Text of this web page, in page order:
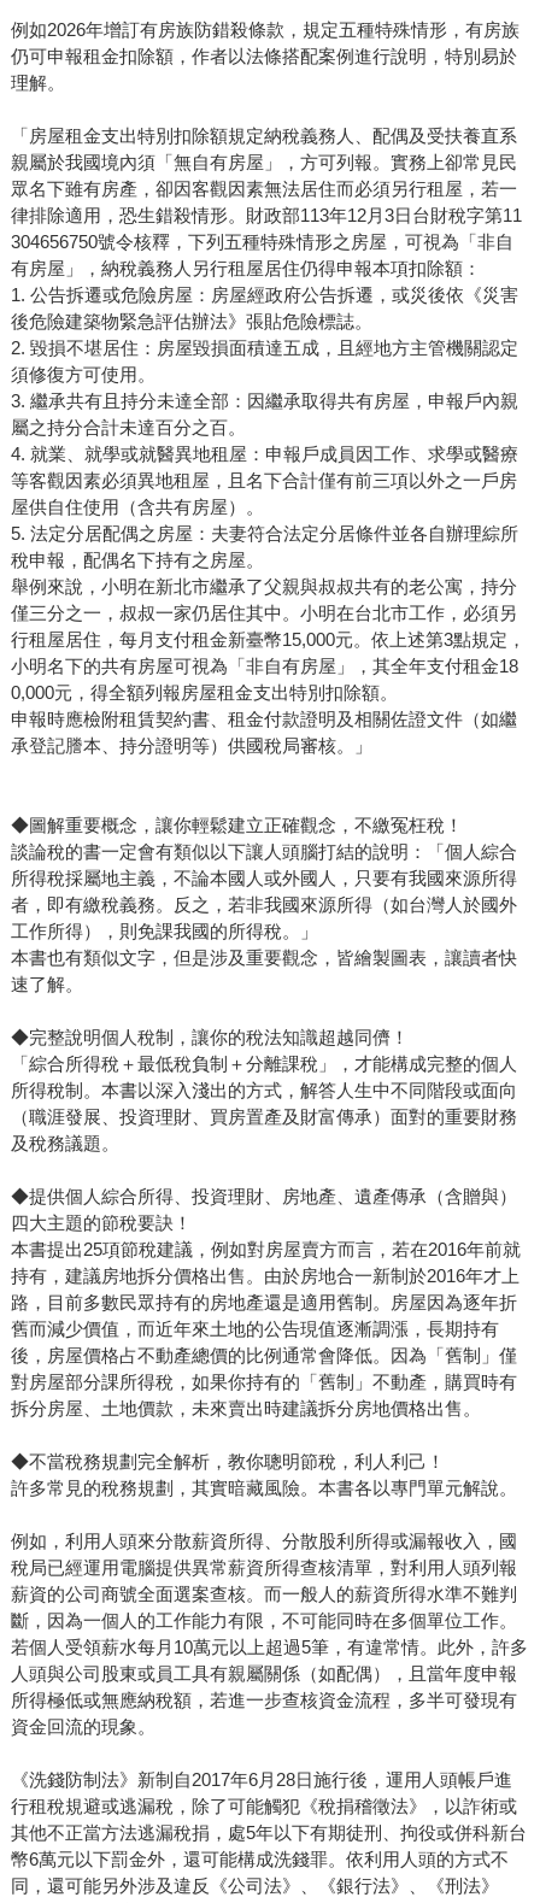
例如2026年增訂有房族防錯殺條款，規定五種特殊情形，有房族
仍可申報租金扣除額，作者以法條搭配案例進行說明，特別易於
理解。
「房屋租金支出特別扣除額規定納稅義務人、配偶及受扶養直系
親屬於我國境內須「無自有房屋」，方可列報。實務上卻常見民
眾名下雖有房產，卻因客觀因素無法居住而必須另行租屋，若一
律排除適用，恐生錯殺情形。財政部113年12月3日台財稅字第11
304656750號令核釋，下列五種特殊情形之房屋，可視為「非自
有房屋」，納稅義務人另行租屋居住仍得申報本項扣除額：
1. 公告拆遷或危險房屋：房屋經政府公告拆遷，或災後依《災害
後危險建築物緊急評估辦法》張貼危險標誌。
2. 毀損不堪居住：房屋毀損面積達五成，且經地方主管機關認定
須修復方可使用。
3. 繼承共有且持分未達全部：因繼承取得共有房屋，申報戶內親
屬之持分合計未達百分之百。
4. 就業、就學或就醫異地租屋：申報戶成員因工作、求學或醫療
等客觀因素必須異地租屋，且名下合計僅有前三項以外之一戶房
屋供自住使用（含共有房屋）。
5. 法定分居配偶之房屋：夫妻符合法定分居條件並各自辦理綜所
稅申報，配偶名下持有之房屋。
舉例來說，小明在新北市繼承了父親與叔叔共有的老公寓，持分
僅三分之一，叔叔一家仍居住其中。小明在台北市工作，必須另
行租屋居住，每月支付租金新臺幣15,000元。依上述第3點規定，
小明名下的共有房屋可視為「非自有房屋」，其全年支付租金18
0,000元，得全額列報房屋租金支出特別扣除額。
申報時應檢附租賃契約書、租金付款證明及相關佐證文件（如繼
承登記謄本、持分證明等）供國稅局審核。」
◆圖解重要概念，讓你輕鬆建立正確觀念，不繳冤枉稅！
談論稅的書一定會有類似以下讓人頭腦打結的說明：「個人綜合
所得稅採屬地主義，不論本國人或外國人，只要有我國來源所得
者，即有繳稅義務。反之，若非我國來源所得（如台灣人於國外
工作所得），則免課我國的所得稅。」
本書也有類似文字，但是涉及重要觀念，皆繪製圖表，讓讀者快
速了解。
◆完整說明個人稅制，讓你的稅法知識超越同儕！
「綜合所得稅＋最低稅負制＋分離課稅」，才能構成完整的個人
所得稅制。本書以深入淺出的方式，解答人生中不同階段或面向
（職涯發展、投資理財、買房置產及財富傳承）面對的重要財務
及稅務議題。
◆提供個人綜合所得、投資理財、房地產、遺產傳承（含贈與）
四大主題的節稅要訣！
本書提出25項節稅建議，例如對房屋賣方而言，若在2016年前就
持有，建議房地拆分價格出售。由於房地合一新制於2016年才上
路，目前多數民眾持有的房地產還是適用舊制。房屋因為逐年折
舊而減少價值，而近年來土地的公告現值逐漸調漲，長期持有
後，房屋價格占不動產總價的比例通常會降低。因為「舊制」僅
對房屋部分課所得稅，如果你持有的「舊制」不動產，購買時有
拆分房屋、土地價款，未來賣出時建議拆分房地價格出售。
◆不當稅務規劃完全解析，教你聰明節稅，利人利己！
許多常見的稅務規劃，其實暗藏風險。本書各以專門單元解說。
例如，利用人頭來分散薪資所得、分散股利所得或漏報收入，國
稅局已經運用電腦提供異常薪資所得查核清單，對利用人頭列報
薪資的公司商號全面選案查核。而一般人的薪資所得水準不難判
斷，因為一個人的工作能力有限，不可能同時在多個單位工作。
若個人受領薪水每月10萬元以上超過5筆，有違常情。此外，許多
人頭與公司股東或員工具有親屬關係（如配偶），且當年度申報
所得極低或無應納稅額，若進一步查核資金流程，多半可發現有
資金回流的現象。
《洗錢防制法》新制自2017年6月28日施行後，運用人頭帳戶進
行租稅規避或逃漏稅，除了可能觸犯《稅捐稽徵法》，以詐術或
其他不正當方法逃漏稅捐，處5年以下有期徒刑、拘役或併科新台
幣6萬元以下罰金外，還可能構成洗錢罪。依利用人頭的方式不
同，還可能另外涉及違反《公司法》、《銀行法》、《刑法》